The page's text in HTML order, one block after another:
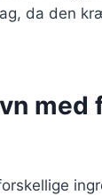
da den
med